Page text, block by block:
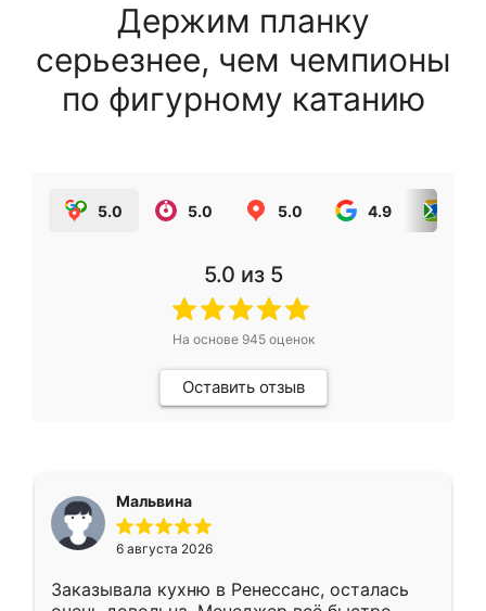
Держим планку
серьезнее, чем чемпионы
по фигурному катанию
5.0 5.0 5.0 4.9
5.0 из 5
На основе 945оценок
Оставить отзыв
Мальвина
6 августа 2026
Заказывала кухню в Ренессанс, осталась